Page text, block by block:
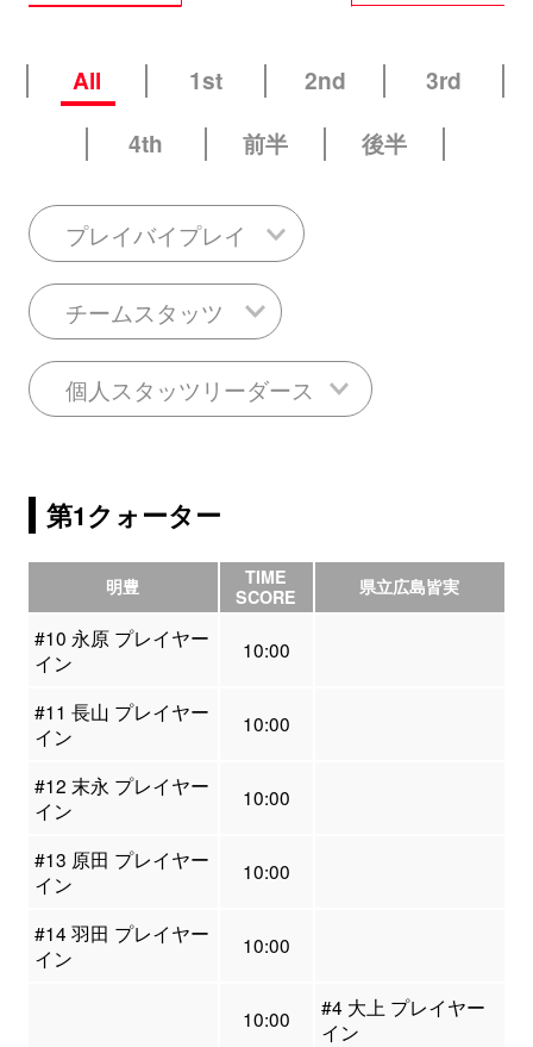
All 1st 2nd
3rd
4th
前半 後半
プレイバイプレイ
チームスタッツ
個人スタッツリーダース
第1クォーター
明豊
TIME
SCORE
県立広島皆実
#10 永原 プレイヤー
イン
10:00
#11 長山 プレイヤー
イン
10:00
#12 末永 プレイヤー
イン
10:00
#13 原田 プレイヤー
イン
10:00
#14 羽田 プレイヤー
イン
10:00
10:00
#4 大上 プレイヤー
イン